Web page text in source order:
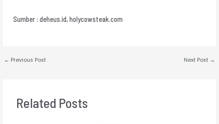
Sumber : deheus.id, holycowsteak.com
← Previous Post Next Post →
Related Posts